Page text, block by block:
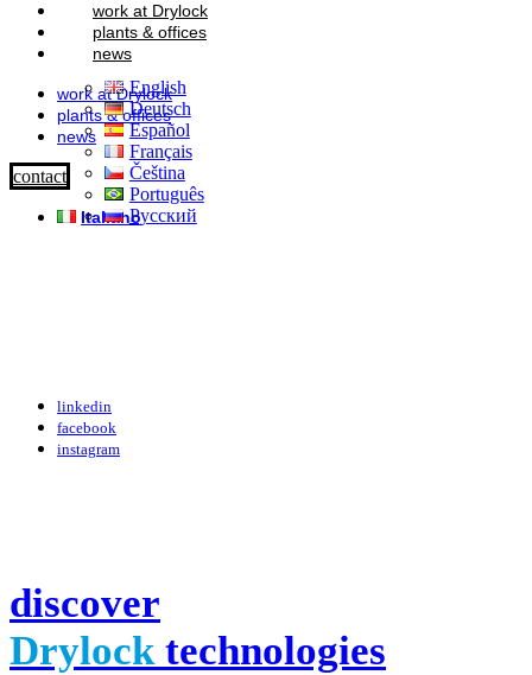
work at Drylock
plants & offices
news
work at Drylock
plants & offices
news
contact
Italiano
English
Deutsch
Español
Français
Čeština
Português
Русский
linkedin
facebook
instagram
discover
Drylock technologies